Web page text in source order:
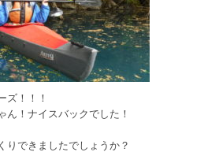
ズ！！！
ん！ナイスバックでした！
りできましたでしょうか？